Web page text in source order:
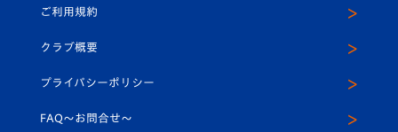
平和祈念活動
スクール
ヴィヴィくんインスタグラム
公式LINE＠
ご利用規約
クラブ概要
プライバシーポリシー
FAQ〜お問合せ〜